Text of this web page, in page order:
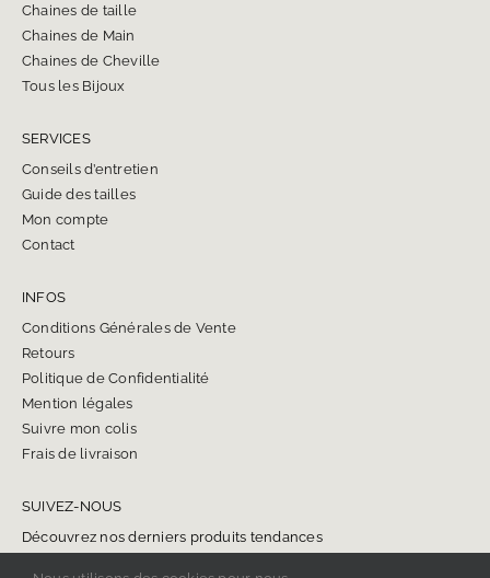
Chaines de taille
Chaines de Main
Chaines de Cheville
Tous les Bijoux
SERVICES
Conseils d’entretien
Guide des tailles
Mon compte
Contact
INFOS
Conditions Générales de Vente
Retours
Politique de Confidentialité
Mention légales
Suivre mon colis
Frais de livraison
SUIVEZ-NOUS
Découvrez nos derniers produits tendances